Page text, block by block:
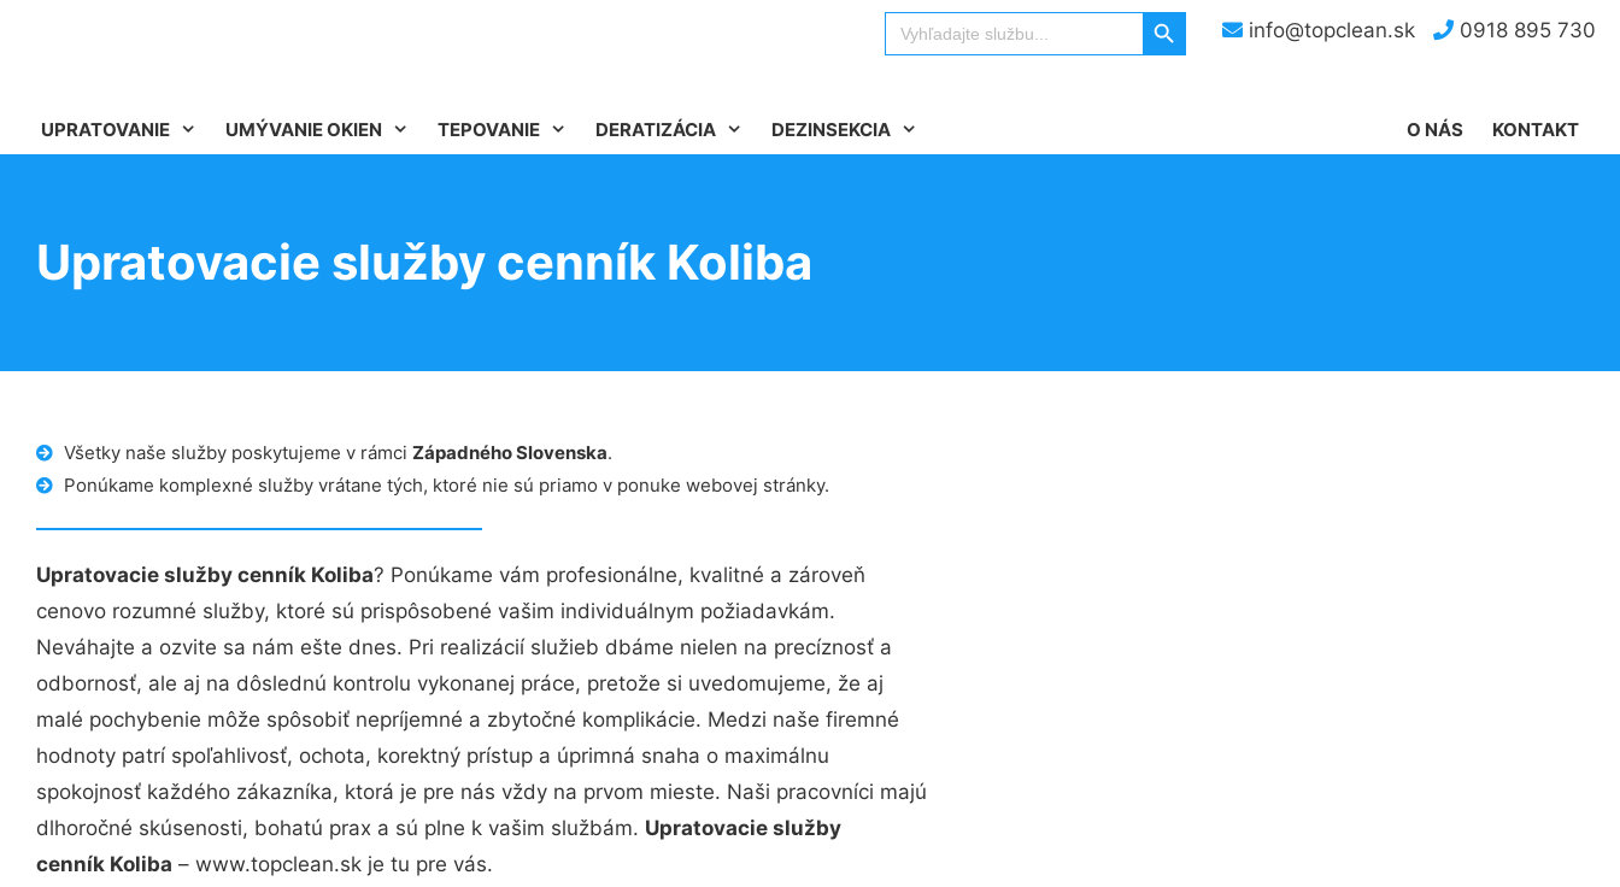
info@topclean.sk 0918 895 730
Search
for:
Search Button
UPRATOVANIE UMÝVANIE OKIEN TEPOVANIE DERATIZÁCIA DEZINSEKCIA KONTAKT
O NÁS
Upratovacie služby cenník Koliba
Všetky naše služby poskytujeme v rámci Západného Slovenska.
Ponúkame komplexné služby vrátane tých, ktoré nie sú priamo v ponuke webovej stránky.
Upratovacie služby cenník Koliba? Ponúkame vám profesionálne, kvalitné a zároveň
cenovo rozumné služby, ktoré sú prispôsobené vašim individuálnym požiadavkám.
Neváhajte a ozvite sa nám ešte dnes. Pri realizácií služieb dbáme nielen na precíznosť a
odbornosť, ale aj na dôslednú kontrolu vykonanej práce, pretože si uvedomujeme, že aj
malé pochybenie môže spôsobiť nepríjemné a zbytočné komplikácie. Medzi naše firemné
hodnoty patrí spoľahlivosť, ochota, korektný prístup a úprimná snaha o maximálnu
spokojnosť každého zákazníka, ktorá je pre nás vždy na prvom mieste. Naši pracovníci majú
dlhoročné skúsenosti, bohatú prax a sú plne k vašim službám. Upratovacie služby
cenník Koliba – www.topclean.sk je tu pre vás.